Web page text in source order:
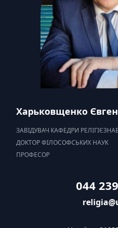
Харьковщенко
ЗАВІДУВАЧ КАФЕДРИ
ДОКТОР ФІЛОСОФСЬКИХ НАУК
ПРОФЕСОР
044